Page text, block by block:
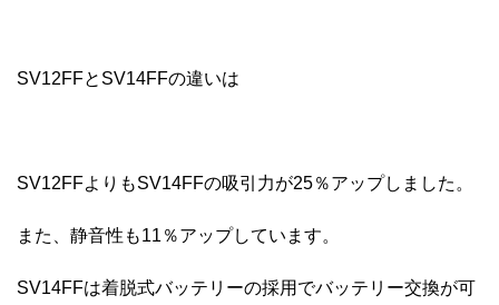
SV12FFとSV14FFの違いは
SV12FFよりもSV14FFの吸引力が25％アップしました。
また、静音性も11％アップしています。
SV14FFは着脱式バッテリーの採用でバッテリー交換が可